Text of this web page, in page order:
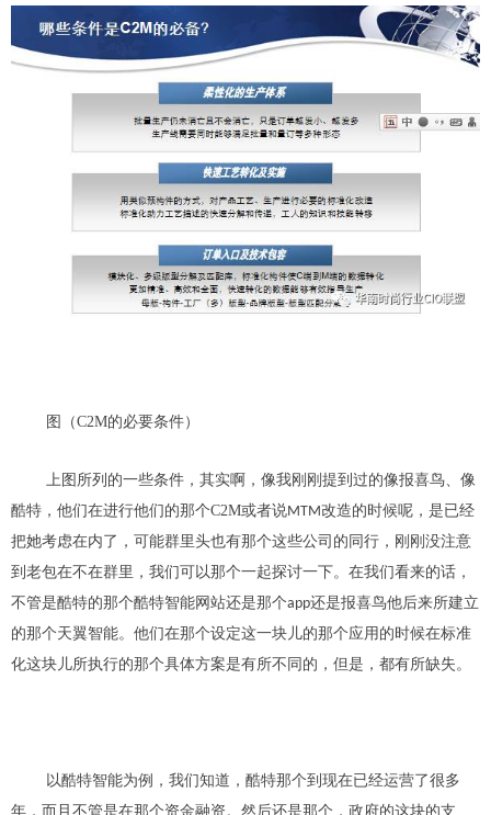
图（C2M的必要条件）
上图所列的一些条件，其实啊，像我刚刚提到过的像报喜鸟、像
酷特 ， 他们在进行他们的那个C2M或者说MTM改造的时候呢，是已经
把她考虑在内了 ， 可能群里头也有那个这些公司的同行 ，刚刚没注意
到老包在不在群里， 我们可以那个一起探讨一下。 在我们看来的话 ，
不管是酷特的那个酷特智能网站还是那个app还是报喜鸟他后来所建立
的那个天翼智能。他们在那个设定这一块儿的那个应用的时候在标准
化这块儿所执行的那个具体方案是有所不同的，但是，都有所缺失。
以酷特智能为例，我们知道 ，酷特那个到现在已经运营了很多
年，而且不管是在那个资金融资。然后还是那个，政府的这块的支